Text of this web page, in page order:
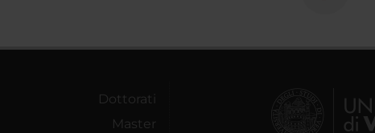
Dottorati
Master